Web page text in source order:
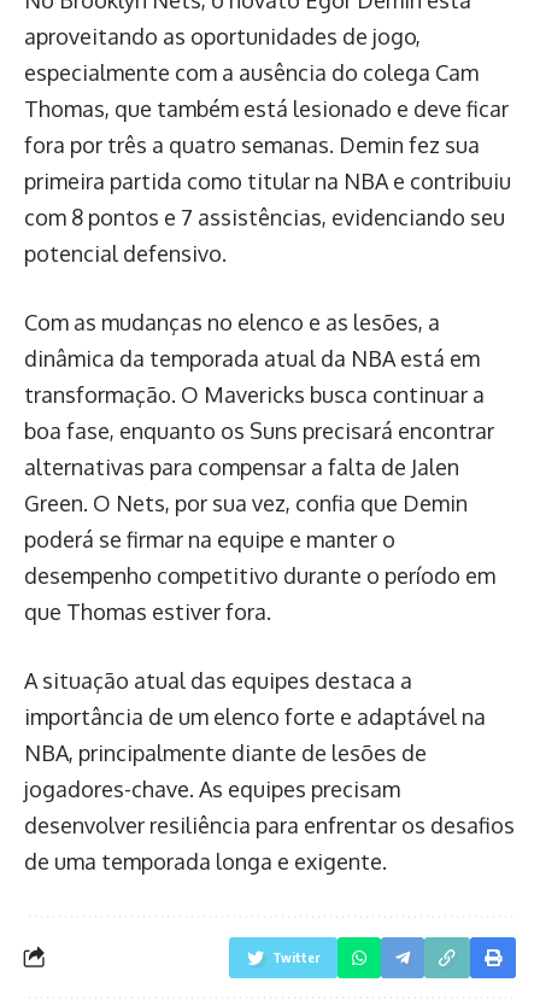
aproveitando as oportunidades de jogo,
especialmente com a ausência do colega Cam
Thomas, que também está lesionado e deve ficar
fora por três a quatro semanas. Demin fez sua
primeira partida como titular na NBA e contribuiu
com 8 pontos e 7 assistências, evidenciando seu
potencial defensivo.
Com as mudanças no elenco e as lesões, a
dinâmica da temporada atual da NBA está em
transformação. O Mavericks busca continuar a
boa fase, enquanto os Suns precisará encontrar
alternativas para compensar a falta de Jalen
Green. O Nets, por sua vez, confia que Demin
poderá se firmar na equipe e manter o
desempenho competitivo durante o período em
que Thomas estiver fora.
A situação atual das equipes destaca a
importância de um elenco forte e adaptável na
NBA, principalmente diante de lesões de
jogadores-chave. As equipes precisam
desenvolver resiliência para enfrentar os desafios
de uma temporada longa e exigente.
Twitter